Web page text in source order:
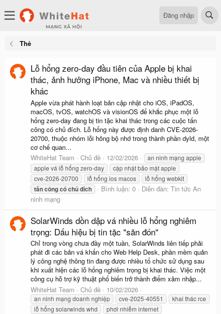
Đăng nhập
Thẻ
Lỗ hổng zero-day đầu tiên của Apple bị khai
thác, ảnh hưởng iPhone, Mac và nhiều thiết bị
khác
Apple vừa phát hành loạt bản cập nhật cho iOS, iPadOS,
macOS, tvOS, watchOS và visionOS để khắc phục một lỗ
hổng zero-day đang bị tin tặc khai thác trong các cuộc tấn
công có chủ đích. Lỗ hổng này được định danh CVE-2026-
20700, thuộc nhóm lỗi hỏng bộ nhớ trong thành phần dyld, một
cơ chế quan...
WhiteHat Team
Chủ đề 12/02/2026
an ninh mạng apple
apple vá lỗ hổng zero-day
cập nhật bảo mật apple
cve-2026-20700
lỗ hổng ios macos lỗ hổng webkit
tấncôngcóchủđích Bình luận: 0 Diễn đàn: Tin tức An
ninh mạng
SolarWinds dồn dập vá nhiều lỗ hổng nghiêm
trọng: Dấu hiệu bị tin tặc "săn đón"
Chỉ trong vòng chưa đầy một tuần, SolarWinds liên tiếp phải
phát đi các bản vá khẩn cho Web Help Desk, phần mềm quản
lý công nghệ thông tin đang được nhiều tổ chức sử dụng sau
khi xuất hiện các lỗ hổng nghiêm trọng bị khai thác. Việc một
công cụ hỗ trợ kỹ thuật phổ biến trở thành điểm xâm nhập...
WhiteHat Team
Chủ đề 10/02/2026
an ninh mạng doanh nghiệp cve-2025-40551
khai thác rce
lỗ hổng solarwinds whd
phơi nhiễm internet